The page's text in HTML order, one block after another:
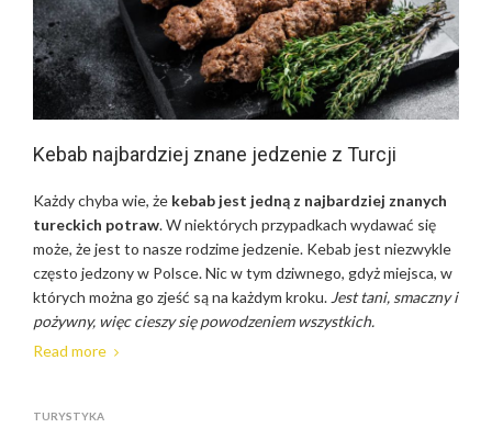
Kebab najbardziej znane jedzenie z Turcji
Każdy chyba wie, że kebab jest jedną z najbardziej znanych
tureckich potraw. W niektórych przypadkach wydawać się
może, że jest to nasze rodzime jedzenie. Kebab jest niezwykle
często jedzony w Polsce. Nic w tym dziwnego, gdyż miejsca, w
których można go zjeść są na każdym kroku. Jest tani, smaczny i
pożywny, więc cieszy się powodzeniem wszystkich.
Read more
TURYSTYKA